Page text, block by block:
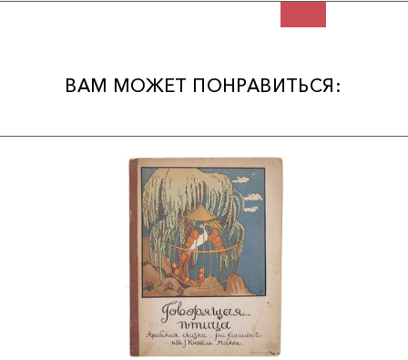
ВАМ МОЖЕТ ПОНРАВИТЬСЯ: